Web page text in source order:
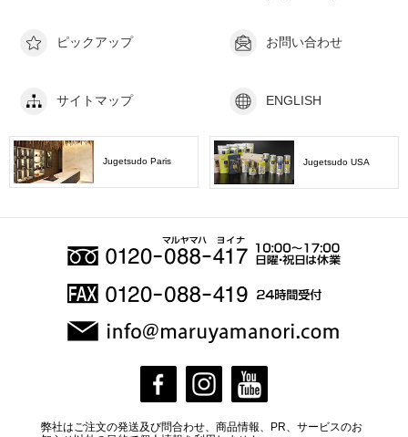
ピックアップ お問い合わせ
サイトマップ ENGLISH
Jugetsudo Paris Jugetsudo USA
弊社はご注文の発送及び問合わせ、商品情報、PR、サービスのお